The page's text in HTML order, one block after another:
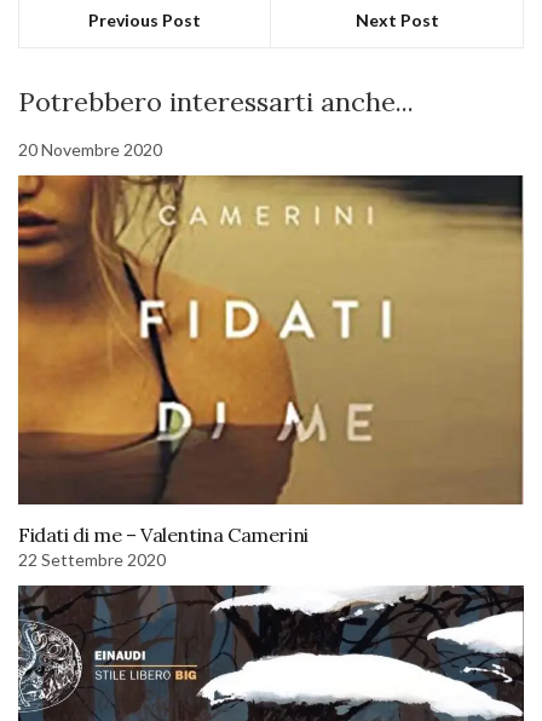
Previous Post Next Post
Potrebbero interessarti anche...
20 Novembre 2020
Fidati di me – Valentina Camerini
22 Settembre 2020